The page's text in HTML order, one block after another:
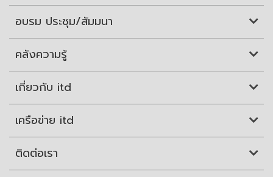
อบรม ประชุม/สัมมนา
คลังความรู้
เกี่ยวกับ itd
เครือข่าย itd
ติดต่อเรา